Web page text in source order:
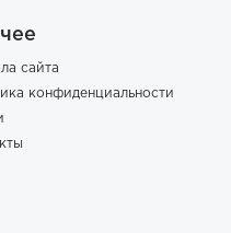
сайта
конфиденциальности